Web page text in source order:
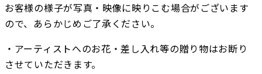
お客様の様子が写真・映像に映りこむ場合がございます
ので、あらかじめご了承ください。
・アーティストへのお花・差し入れ等の贈り物はお断り
させていただきます。